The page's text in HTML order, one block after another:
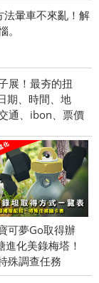
法暈車不來亂！解
展！最夯的扭
期、時間、地
通、ibon、票價
可夢Go取得辦
化美錄梅塔！
殊調查任務